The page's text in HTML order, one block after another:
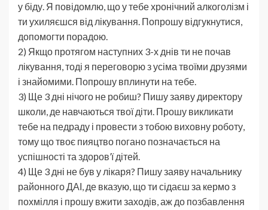
у біду. Я повідомлю, що у тебе хронічний алкоголізм і
ти ухиляєшся від лікування. Попрошу відгукнутися,
допомогти порадою.
2) Якщо протягом наступних 3-х днів ти не почав
лікування, тоді я переговорю з усіма твоїми друзями
і знайомими. Попрошу вплинути на тебе.
3) Ще 3 дні нічого не робиш? Пишу заяву директору
школи, де навчаються твої діти. Прошу викликати
тебе на педраду і провести з тобою виховну роботу,
тому що твоє пияцтво погано позначається на
успішності та здоров’ї дітей.
4) Ще 3 дні не був у лікаря? Пишу заяву начальнику
районного ДАІ, де вказую, що ти сідаєш за кермо з
похмілля і прошу вжити заходів, аж до позбавлення